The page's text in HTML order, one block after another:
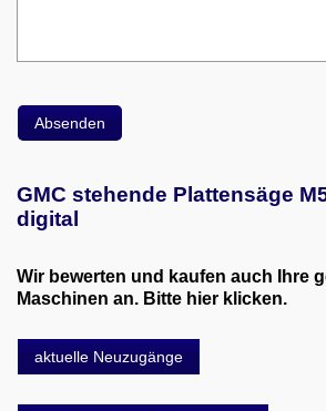
GMC stehende Plattensäge
digital
Wir bewerten und kaufen auch Ihre
Maschinen an. Bitte hier klicken.
aktuelle Neuzugänge